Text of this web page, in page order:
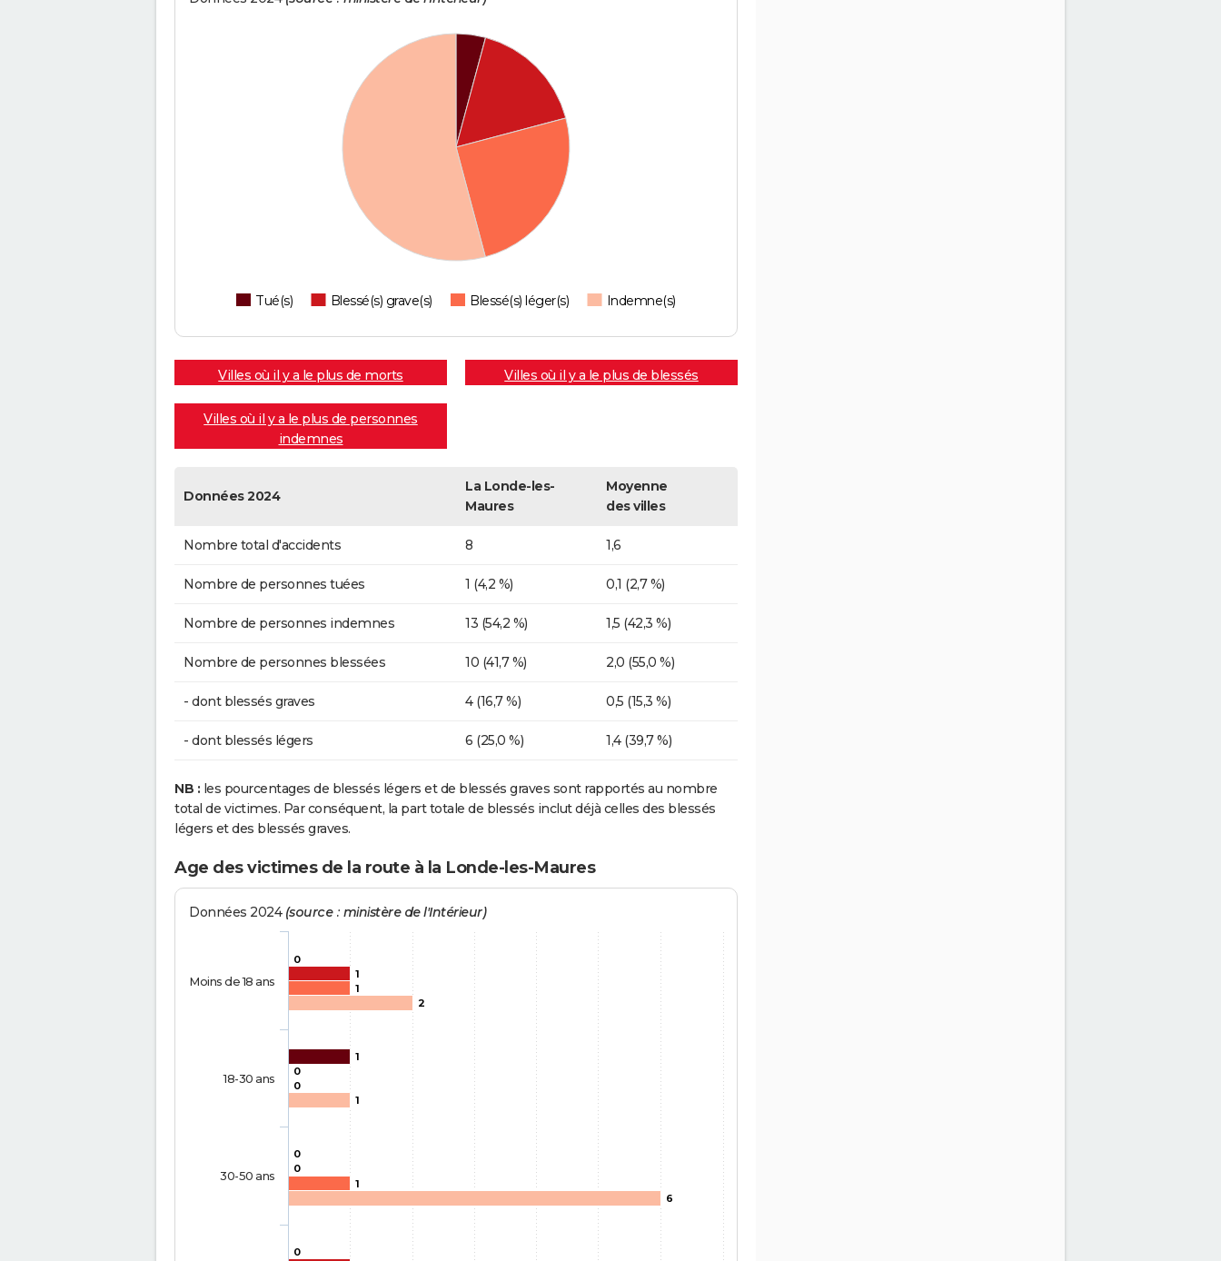
Tué(s) Blessé(s) grave(s) Blessé(s) léger(s) Indemne(s)
Villes où il y a le plus de morts Villes où il y a le plus de blessés
Villes où il y a le plus de personnes
indemnes
Données 2024
La Londe-les-
Maures
Moyenne
des villes
Nombre total d'accidents 8 1,6
Nombre de personnes tuées 1 (4,2 %) 0,1 (2,7 %)
Nombre de personnes indemnes 13 (54,2 %) 1,5 (42,3 %)
Nombre de personnes blessées 10 (41,7 %) 2,0 (55,0 %)
- dont blessés graves 4 (16,7 %) 0,5 (15,3 %)
- dont blessés légers 6 (25,0 %) 1,4 (39,7 %)
NB : les pourcentages de blessés légers et de blessés graves sont rapportés au nombre
total de victimes. Par conséquent, la part totale de blessés inclut déjà celles des blessés
légers et des blessés graves.
Age des victimes de la route à la Londe-les-Maures
Données 2024 (source : ministère de l'Intérieur)
0
1
0
0
1
0
0
1
0
1
2
1
6
Moins de 18 ans
18-30 ans
30-50 ans